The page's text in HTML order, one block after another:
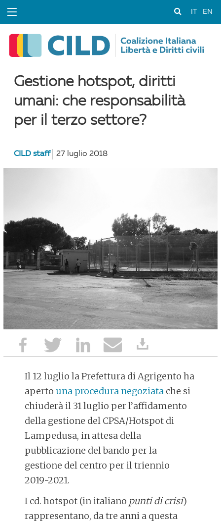
EN
Gestione hotspot, diritti
umani: che responsabilità
per il terzo settore?
CILD staff 27 luglio 2018
Il 12 luglio la Prefettura di Agrigento ha
aperto una procedura negoziata che si
chiuderà il 31 luglio per l’affidamento
della gestione del CPSA/Hotspot di
Lampedusa, in attesa della
pubblicazione del bando per la
gestione del centro per il triennio
2019-2021.
I cd. hotspot (in italiano punti di crisi)
rappresentano, da tre anni a questa